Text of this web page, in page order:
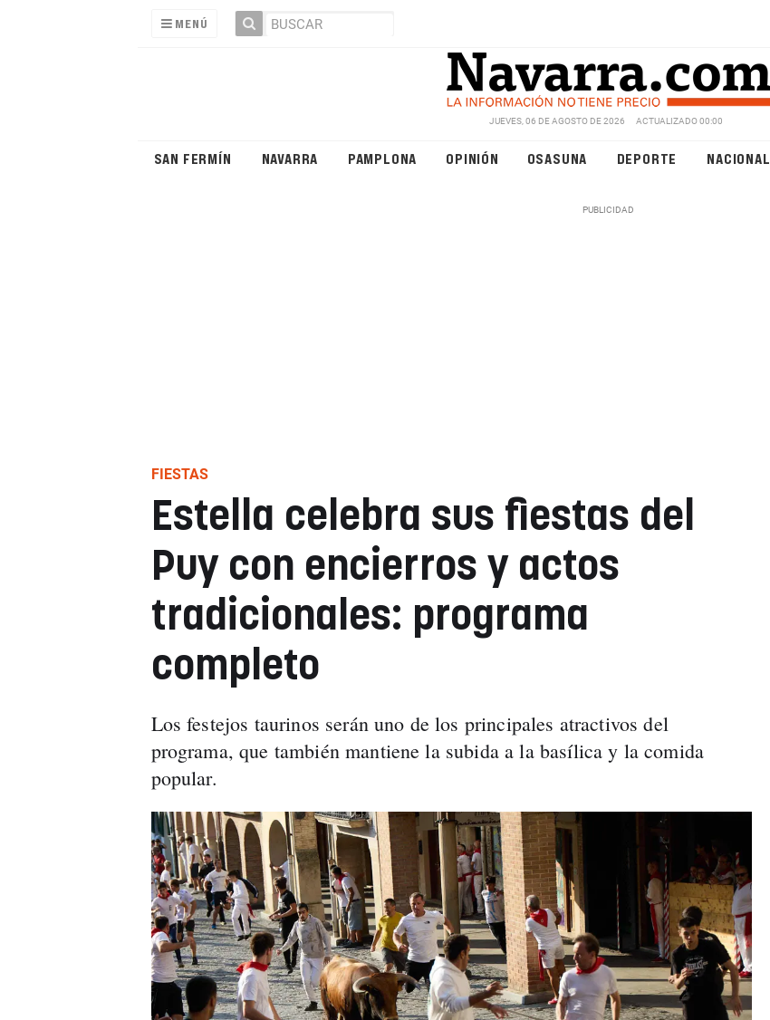
MENÚ
JUEVES, 06 DE AGOSTO DE 2026 ACTUALIZADO 00:00
SAN FERMÍN NAVARRA PAMPLONA OPINIÓN OSASUNA DEPORTE NACIONAL
FIESTAS
Estella celebra sus fiestas del
Puy con encierros y actos
tradicionales: programa
completo
Los festejos taurinos serán uno de los principales atractivos del
programa, que también mantiene la subida a la basílica y la comida
popular.